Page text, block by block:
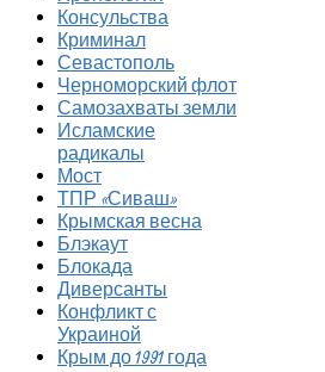
Консульства
Криминал
Севастополь
Черноморский флот
Самозахваты земли
Исламские
радикалы
Мост
ТПР «Сиваш»
Крымская весна
Блэкаут
Блокада
Диверсанты
Конфликт с
Украиной
Крым до 1991 года